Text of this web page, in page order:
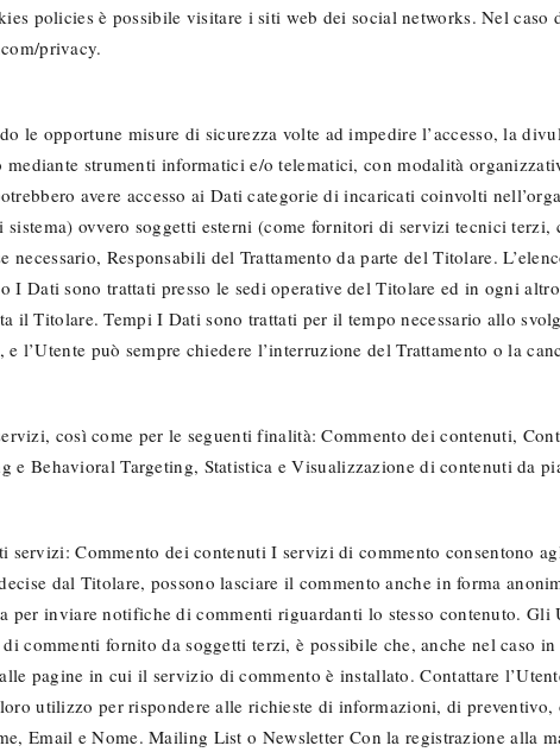
policies è possibile visitare i siti web dei social networks. Nel caso
privacy.
le opportune misure di sicurezza volte ad impedire l’accesso, la
strumenti informatici e/o telematici, con modalità
avere accesso ai Dati categorie di incaricati coinvolti
ovvero soggetti esterni (come fornitori di servizi tecnici
Responsabili del Trattamento da parte del Titolare.
I Dati sono trattati presso le sedi operative del Titolare ed in ogni
il Titolare. Tempi I Dati sono trattati per il tempo necessario allo
può sempre chiedere l’interruzione del Trattamento o la
così come per le seguenti finalità: Commento dei contenuti,
Behavioral Targeting, Statistica e Visualizzazione di contenuti da
Commento dei contenuti I servizi di commento consentono
dal Titolare, possono lasciare il commento anche in forma
per inviare notifiche di commenti riguardanti lo stesso contenuto. Gli
commenti fornito da soggetti terzi, è possibile che, anche nel caso
pagine in cui il servizio di commento è installato. Contattare
utilizzo per rispondere alle richieste di informazioni, di preventivo,
Email e Nome. Mailing List o Newsletter Con la registrazione alla